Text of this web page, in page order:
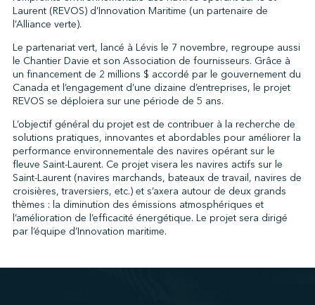
↩︎
Laurent (REVOS) d’Innovation Maritime (un partenaire de
l’Alliance verte).
Le partenariat vert, lancé à Lévis le 7 novembre, regroupe aussi
le Chantier Davie et son Association de fournisseurs. Grâce à
un financement de 2 millions $ accordé par le gouvernement du
Canada et l’engagement d’une dizaine d’entreprises, le projet
REVOS se déploiera sur une période de 5 ans.
L’objectif général du projet est de contribuer à la recherche de
solutions pratiques, innovantes et abordables pour améliorer la
performance environnementale des navires opérant sur le
fleuve Saint-Laurent. Ce projet visera les navires actifs sur le
Saint-Laurent (navires marchands, bateaux de travail, navires de
croisières, traversiers, etc.) et s’axera autour de deux grands
thèmes : la diminution des émissions atmosphériques et
l’amélioration de l’efficacité énergétique. Le projet sera dirigé
par l’équipe d’Innovation maritime.